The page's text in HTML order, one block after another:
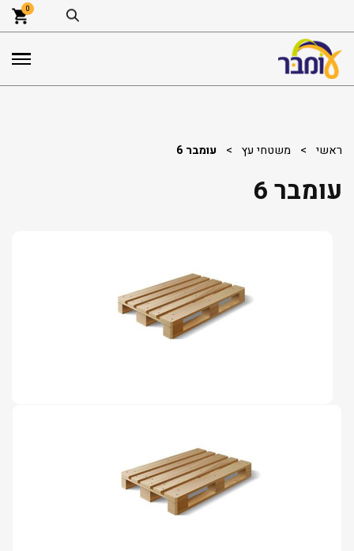
0
ראשי > משטחי עץ > עומבר 6
עומבר 6